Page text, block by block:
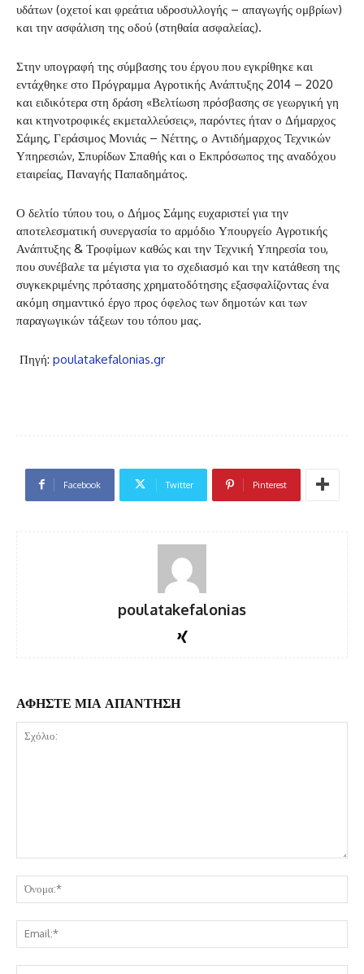
υδάτων (οχετοί και φρεάτια υδροσυλλογής – απαγωγής ομβρίων)
και την ασφάλιση της οδού (στηθαία ασφαλείας).
Στην υπογραφή της σύμβασης του έργου που εγκρίθηκε και
εντάχθηκε στο Πρόγραμμα Αγροτικής Ανάπτυξης 2014 – 2020
και ειδικότερα στη δράση «Βελτίωση πρόσβασης σε γεωργική γη
και κτηνοτροφικές εκμεταλλεύσεις», παρόντες ήταν ο Δήμαρχος
Σάμης, Γεράσιμος Μονιάς – Νέττης, ο Αντιδήμαρχος Τεχνικών
Υπηρεσιών, Σπυρίδων Σπαθής και ο Εκπρόσωπος της αναδόχου
εταιρείας, Παναγής Παπαδημάτος.
Ο δελτίο τύπου του, ο Δήμος Σάμης ευχαριστεί για την
αποτελεσματική συνεργασία το αρμόδιο Υπουργείο Αγροτικής
Ανάπτυξης & Τροφίμων καθώς και την Τεχνική Υπηρεσία του,
που συνέβαλε τα μέγιστα για το σχεδιασμό και την κατάθεση της
συγκεκριμένης πρότασης χρηματοδότησης εξασφαλίζοντας ένα
ακόμη σημαντικό έργο προς όφελος των δημοτών και των
παραγωγικών τάξεων του τόπου μας.
Πηγή: poulatakefalonias.gr
Facebook Twitter Pinterest
poulatakefalonias
ΑΦΗΣΤΕ ΜΙΑ ΑΠΑΝΤΗΣΗ